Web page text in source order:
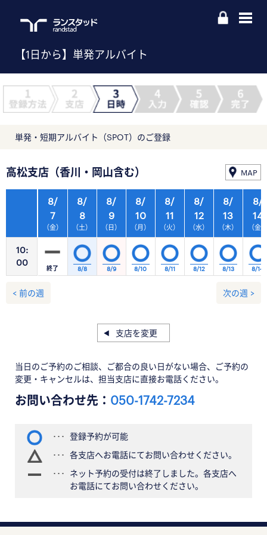
【1日から】単発アルバイト
単発・短期アルバイト（SPOT）のご登録
高松支店（香川・岡山含む） MAP
10:
00
8/
7
（金）
8/
8
（土）
8/
9
（日）
8/
10
（月）
8/
11
（火）
8/
12
（水）
8/
13
（木）
終了 8/8 8/9 8/10 8/11 8/12 8/13
8/
14
（金）
8/14
< 前の週 次の週 >
支店を変更
当日のご予約のご相談、ご都合の良い日がない場合、ご予約の
変更・キャンセルは、担当支店に直接お電話ください。
お問い合わせ先： 050-1742-7234
登録予約が可能
各支店へお電話にてお問い合わせください。
ネット予約の受付は終了しました。各支店へ
お電話にてお問い合わせください。